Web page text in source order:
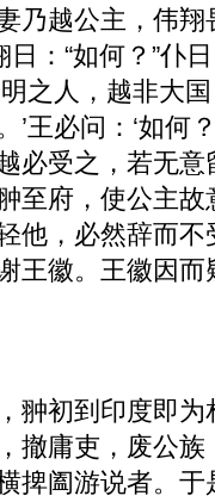
乃越公主，伟
：“如何？”仆
之人，越非大
王必问：‘如何
必受之，若无
至府，使公主
他，必然辞而
王徽。王徽因
初到印度即为
撤庸吏，废公
捭阖游说者。